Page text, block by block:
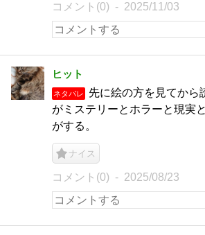
コメント(0) 2025/11/03
ヒット
ネタバレ
先に絵の方を見てから
がミステリーとホラーと現実
がする。
ナイス
コメント(0) 2025/08/23